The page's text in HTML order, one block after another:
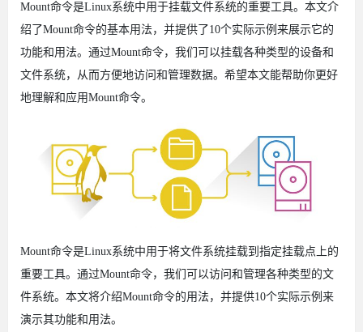
Mount命令是Linux系统中用于挂载文件系统的重要工具。本文介
绍了Mount命令的基本用法，并提供了10个实际示例来展示它的
功能和用法。通过Mount命令，我们可以挂载各种类型的设备和
文件系统，从而方便地访问和管理数据。希望本文能帮助你更好
地理解和应用Mount命令。
Mount命令是Linux系统中用于将文件系统挂载到指定挂载点上的
重要工具。通过Mount命令，我们可以访问和管理各种类型的文
件系统。本文将介绍Mount命令的用法，并提供10个实际示例来
演示其功能和用法。